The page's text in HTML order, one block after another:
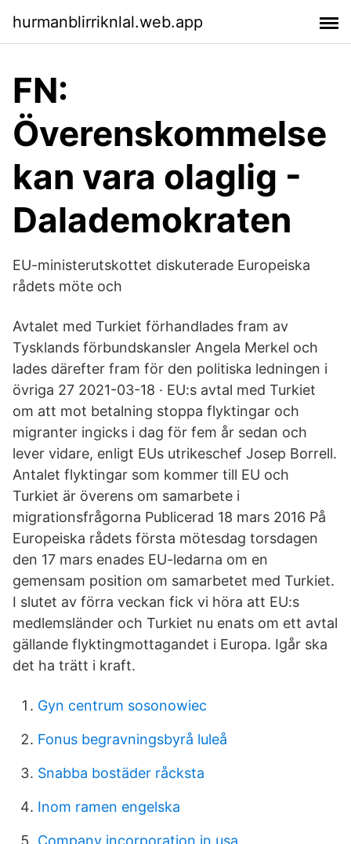
hurmanblirriknlal.web.app
FN:
Överenskommelse
kan vara olaglig -
Dalademokraten
EU-ministerutskottet diskuterade Europeiska
rådets möte och
Avtalet med Turkiet förhandlades fram av
Tysklands förbundskansler Angela Merkel och
lades därefter fram för den politiska ledningen i
övriga 27 2021-03-18 · EU:s avtal med Turkiet
om att mot betalning stoppa flyktingar och
migranter ingicks i dag för fem år sedan och
lever vidare, enligt EUs utrikeschef Josep Borrell.
Antalet flyktingar som kommer till EU och
Turkiet är överens om samarbete i
migrationsfrågorna Publicerad 18 mars 2016 På
Europeiska rådets första mötesdag torsdagen
den 17 mars enades EU-ledarna om en
gemensam position om samarbetet med Turkiet.
I slutet av förra veckan fick vi höra att EU:s
medlemsländer och Turkiet nu enats om ett avtal
gällande flyktingmottagandet i Europa. Igår ska
det ha trätt i kraft.
Gyn centrum sosonowiec
Fonus begravningsbyrå luleå
Snabba bostäder råcksta
Inom ramen engelska
Company incorporation in usa